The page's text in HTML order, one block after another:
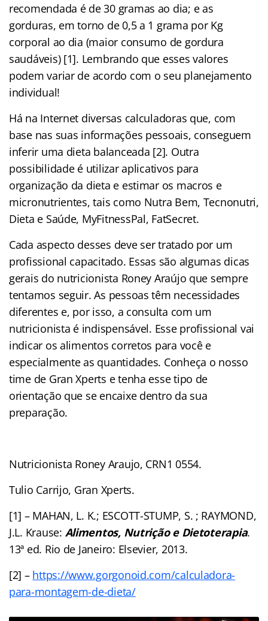
recomendada é de 30 gramas ao dia; e as
gorduras, em torno de 0,5 a 1 grama por Kg
corporal ao dia (maior consumo de gordura
saudáveis) [1]. Lembrando que esses valores
podem variar de acordo com o seu planejamento
individual!
Há na Internet diversas calculadoras que, com
base nas suas informações pessoais, conseguem
inferir uma dieta balanceada [2]. Outra
possibilidade é utilizar aplicativos para
organização da dieta e estimar os macros e
micronutrientes, tais como Nutra Bem, Tecnonutri,
Dieta e Saúde, MyFitnessPal, FatSecret.
Cada aspecto desses deve ser tratado por um
profissional capacitado. Essas são algumas dicas
gerais do nutricionista Roney Araújo que sempre
tentamos seguir. As pessoas têm necessidades
diferentes e, por isso, a consulta com um
nutricionista é indispensável. Esse profissional vai
indicar os alimentos corretos para você e
especialmente as quantidades. Conheça o nosso
time de Gran Xperts e tenha esse tipo de
orientação que se encaixe dentro da sua
preparação.
Nutricionista Roney Araujo, CRN1 0554.
Tulio Carrijo, Gran Xperts.
[1] – MAHAN, L. K.; ESCOTT-STUMP, S. ; RAYMOND,
J.L. Krause: Alimentos, Nutrição e Dietoterapia.
13ª ed. Rio de Janeiro: Elsevier, 2013.
[2] – https://www.gorgonoid.com/calculadora-
para-montagem-de-dieta/